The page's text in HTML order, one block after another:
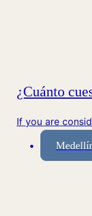
¿Cuánto
If you are